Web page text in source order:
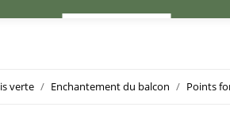
verte Enchantement du balcon Points